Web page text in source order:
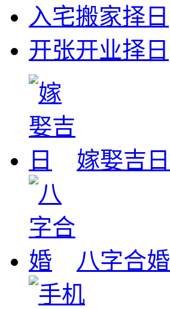
入宅搬家择日
开张开业择日
嫁娶吉日
八字合婚